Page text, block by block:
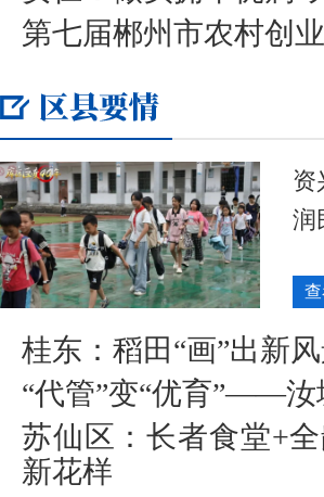
第七届郴州市农村创
润
桂东：稻田“画”出新
“代管”变“优育”——汝
苏仙区：长者食堂+
新花样